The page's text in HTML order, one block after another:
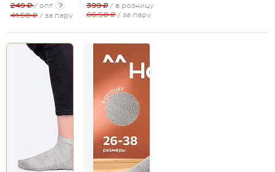
249 ₽/ опт
?
41.50 ₽ / за пару
399 ₽ / в розницу
66.50 ₽ / за пару